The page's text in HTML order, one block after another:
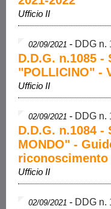
Ufficio II
02/09/2021 - DDG n.
D.D.G. n.1085
"POLLICINO"
Ufficio II
02/09/2021 - DDG n.
D.D.G. n.1084
MONDO" -
Ufficio II
02/09/2021 - DDG n.